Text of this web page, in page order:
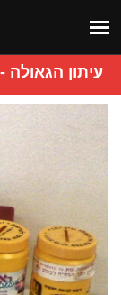
עיתון הגאולה -